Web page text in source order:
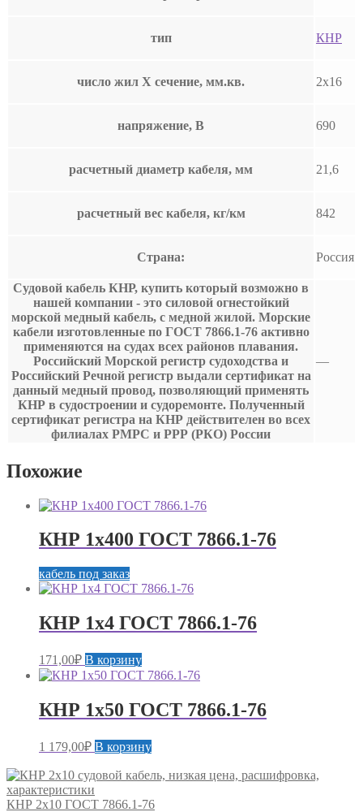
тип КНР
число жил Х сечение, мм.кв. 2х16
напряжение, В 690
расчетный диаметр кабеля, мм 21,6
расчетный вес кабеля, кг/км 842
Страна: Россия
Судовой кабель КНР, купить который возможно в
нашей компании - это силовой огнестойкий
морской медный кабель, с медной жилой. Морские
кабели изготовленные по ГОСТ 7866.1-76 активно
применяются на судах всех районов плавания.
Российский Морской регистр судоходства и
Российский Речной регистр выдали сертификат на
данный медный провод, позволяющий применять
КНР в судостроении и судоремонте. Полученный
сертификат регистра на КНР действителен во всех
филиалах РМРС и РРР (РКО) России
—
Похожие
КНР 1х400 ГОСТ 7866.1-76
кабель под заказ
КНР 1х4 ГОСТ 7866.1-76
171,00₽ В корзину
КНР 1х50 ГОСТ 7866.1-76
1 179,00₽ В корзину
КНР 2х10 ГОСТ 7866.1-76